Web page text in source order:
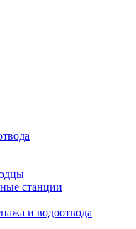
станции
и водоотвода